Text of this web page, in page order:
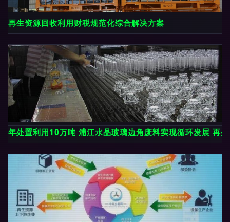
再生资源回收利用财税规范化综合解决方案
年处置利用10万吨 浦江水晶玻璃边角废料实现循环发展 再